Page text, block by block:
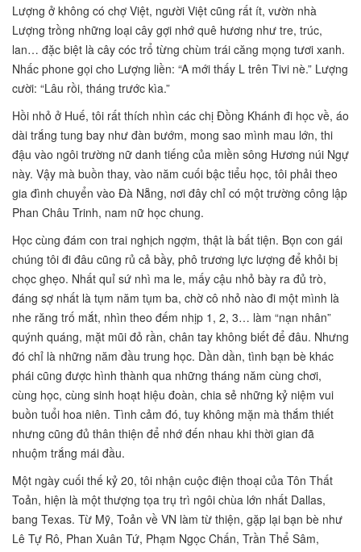
Lượng ở không có chợ Việt, người Việt cũng rất ít, vườn nhà
Lượng trồng những loại cây gợi nhớ quê hương như tre, trúc,
lan… đặc biệt là cây cóc trổ từng chùm trái căng mọng tươi xanh.
Nhấc phone gọi cho Lượng liền: “A mới thấy L trên Tivi nè.” Lượng
cười: “Lâu rồi, tháng trước kìa.”
Hồi nhỏ ở Huế, tôi rất thích nhìn các chị Đồng Khánh đi học về, áo
dài trắng tung bay như đàn bướm, mong sao mình mau lớn, thi
đậu vào ngôi trường nữ danh tiếng của miền sông Hương núi Ngự
này. Vậy mà buồn thay, vào năm cuối bậc tiểu học, tôi phải theo
gia đình chuyển vào Đà Nẵng, nơi đây chỉ có một trường công lập
Phan Châu Trinh, nam nữ học chung.
Học cùng đám con trai nghịch ngợm, thật là bất tiện. Bọn con gái
chúng tôi đi đâu cũng rủ cả bầy, phô trương lực lượng để khỏi bị
chọc ghẹo. Nhất quỉ sứ nhì ma le, mấy cậu nhỏ bày ra đủ trò,
đáng sợ nhất là tụm năm tụm ba, chờ cô nhỏ nào đi một mình là
nhe răng trố mắt, nhìn theo đếm nhịp 1, 2, 3… làm “nạn nhân”
quýnh quáng, mặt mũi đỏ rần, chân tay không biết để đâu. Nhưng
đó chỉ là những năm đầu trung học. Dần dần, tình bạn bè khác
phái cũng được hình thành qua những tháng năm cùng chơi,
cùng học, cùng sinh hoạt hiệu đoàn, chia sẻ những kỷ niệm vui
buồn tuổi hoa niên. Tình cảm đó, tuy không mặn mà thắm thiết
nhưng cũng đủ thân thiện để nhớ đến nhau khi thời gian đã
nhuộm trắng mái đầu.
Một ngày cuối thế kỷ 20, tôi nhận cuộc điện thoại của Tôn Thất
Toản, hiện là một thượng tọa trụ trì ngôi chùa lớn nhất Dallas,
bang Texas. Từ Mỹ, Toản về VN làm từ thiện, gặp lại bạn bè như
Lê Tự Rô, Phan Xuân Tứ, Phạm Ngọc Chấn, Trần Thể Sâm,